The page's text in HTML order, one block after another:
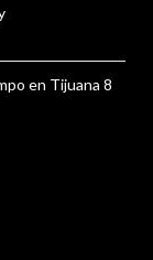
en Tijuana 8